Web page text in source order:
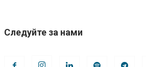
Следуйте за нами